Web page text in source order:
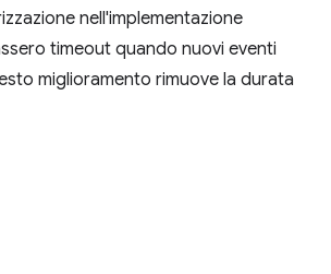
nell'implementazione
timeout quando nuovi eventi
miglioramento rimuove la durata